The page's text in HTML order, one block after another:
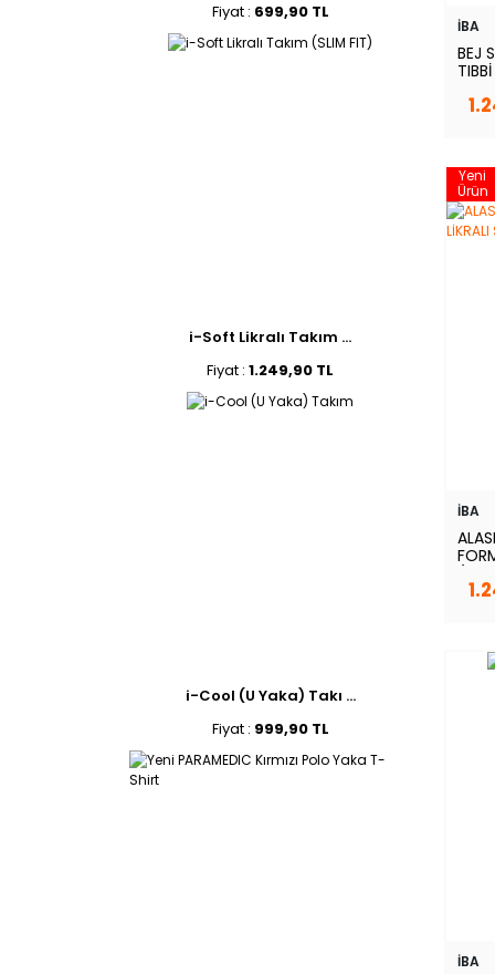
Fiyat : 699,90 TL
i-Soft Likralı Takım ...
Fiyat : 1.249,90 TL
i-Cool (U Yaka) Takı ...
Fiyat : 999,90 TL
İBA
BEJ
Yeni
Ürün
İBA
İBA